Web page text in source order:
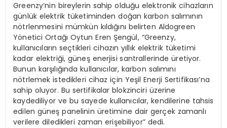
Greenzy’nin bireylerin sahip olduğu elektronik cihazların
günlük elektrik tüketiminden doğan karbon salımının
nötrlenmesini mümkün kıldığını belirten Aldogreen
Yönetici Ortağı Oytun Eren Şengül, “Greenzy,
kullanıcıların seçtikleri cihazın yıllık elektrik tüketimi
kadar elektriği, güneş enerjisi santrallerinde üretiyor.
Bunun karşılığında kullanıcılar, karbon salımını
nötrlemek istedikleri cihaz için Yeşil Enerji Sertifikası’na
sahip oluyor. Bu sertifikalar blokzinciri üzerine
kaydediliyor ve bu sayede kullanıcılar, kendilerine tahsis
edilen güneş panelinin üretimine dair gerçek zamanlı
verilere diledikleri zaman erişebiliyor” dedi.